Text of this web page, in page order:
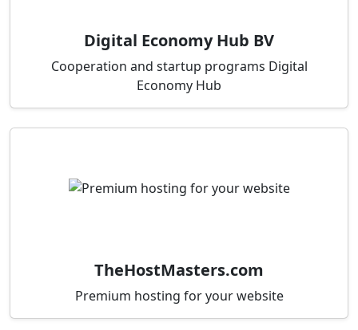
Digital Economy Hub BV
Cooperation and startup programs Digital
Economy Hub
TheHostMasters.com
Premium hosting for your website